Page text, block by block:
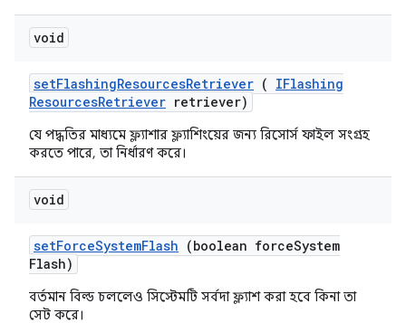
void
setFlashingResourcesRetriever ( IFlashing
ResourcesRetriever retriever)
যে পদ্ধতির মাধ্যমে ফ্ল্যাশার ফ্ল্যাশিংয়ের জন্য রিসোর্স ফাইল সংগ্রহ
করতে পারে, তা নির্ধারণ করে।
void
setForceSystemFlash (boolean forceSystem
Flash)
বর্তমান বিল্ড চললেও সিস্টেমটি সর্বদা ফ্ল্যাশ করা হবে কিনা তা
সেট করে।